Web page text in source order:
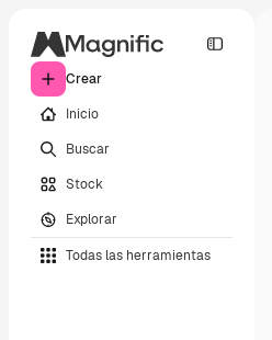
Crear
Inicio
Buscar
Stock
Explorar
Todas las herramientas